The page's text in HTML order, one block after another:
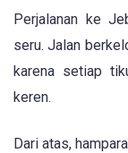
Perjalanan ke
seru. Jalan
karena setiap
keren.
Dari atas,